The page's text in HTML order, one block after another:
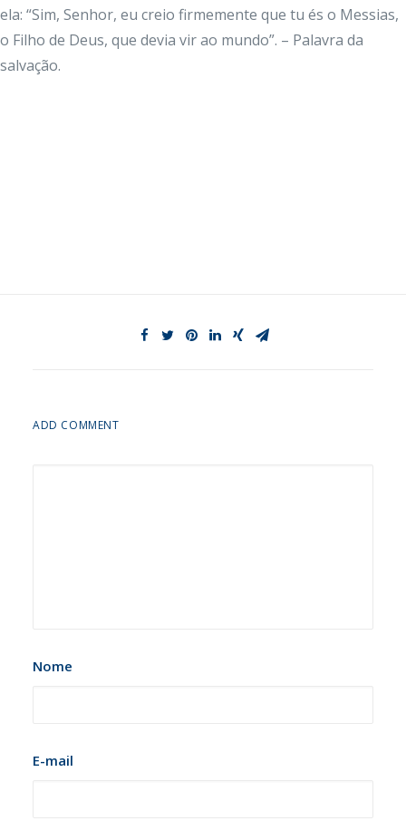
ela: “Sim, Senhor, eu creio firmemente que tu és o Messias,
o Filho de Deus, que devia vir ao mundo”. – Palavra da
salvação.
ADD COMMENT
Nome
E-mail